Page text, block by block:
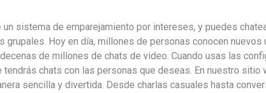
sistema de emparejamiento por intereses, y puedes
grupales. Hoy en día, millones de personas conocen
de millones de chats de video. Cuando usas las
chats con las personas que deseas. En nuestro sitio
sencilla y divertida. Desde charlas casuales hasta